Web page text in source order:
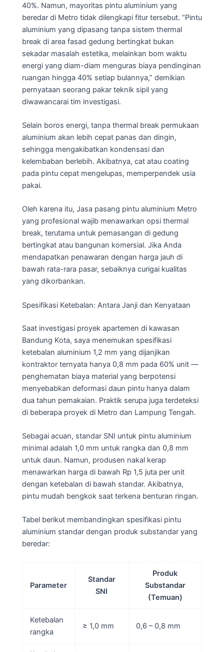
40%. Namun, mayoritas pintu aluminium yang
beredar di Metro tidak dilengkapi fitur tersebut. “Pintu
aluminium yang dipasang tanpa sistem thermal
break di area fasad gedung bertingkat bukan
sekadar masalah estetika, melainkan bom waktu
energi yang diam-diam menguras biaya pendinginan
ruangan hingga 40% setiap bulannya,” demikian
pernyataan seorang pakar teknik sipil yang
diwawancarai tim investigasi.
Selain boros energi, tanpa thermal break permukaan
aluminium akan lebih cepat panas dan dingin,
sehingga mengakibatkan kondensasi dan
kelembaban berlebih. Akibatnya, cat atau coating
pada pintu cepat mengelupas, memperpendek usia
pakai.
Oleh karena itu, Jasa pasang pintu aluminium Metro
yang profesional wajib menawarkan opsi thermal
break, terutama untuk pemasangan di gedung
bertingkat atau bangunan komersial. Jika Anda
mendapatkan penawaran dengan harga jauh di
bawah rata-rara pasar, sebaiknya curigai kualitas
yang dikorbankan.
Spesifikasi Ketebalan: Antara Janji dan Kenyataan
Saat investigasi proyek apartemen di kawasan
Bandung Kota, saya menemukan spesifikasi
ketebalan aluminium 1,2 mm yang dijanjikan
kontraktor ternyata hanya 0,8 mm pada 60% unit —
penghematan biaya material yang berpotensi
menyebabkan deformasi daun pintu hanya dalam
dua tahun pemakaian. Praktik serupa juga terdeteksi
di beberapa proyek di Metro dan Lampung Tengah.
Sebagai acuan, standar SNI untuk pintu aluminium
minimal adalah 1,0 mm untuk rangka dan 0,8 mm
untuk daun. Namun, produsen nakal kerap
menawarkan harga di bawah Rp 1,5 juta per unit
dengan ketebalan di bawah standar. Akibatnya,
pintu mudah bengkok saat terkena benturan ringan.
Tabel berikut membandingkan spesifikasi pintu
aluminium standar dengan produk substandar yang
beredar:
Parameter
Standar
SNI
Produk
Substandar
(Temuan)
Ketebalan
rangka
≥ 1,0 mm 0,6 – 0,8 mm